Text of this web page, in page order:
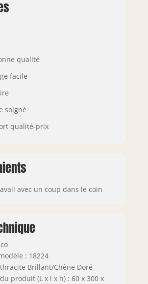
qualité
facile
soigné
qualité-prix
avec un coup dans le coin
: 18224
Brillant/Chêne Doré
produit (L x l x h) : 60 x 300 x